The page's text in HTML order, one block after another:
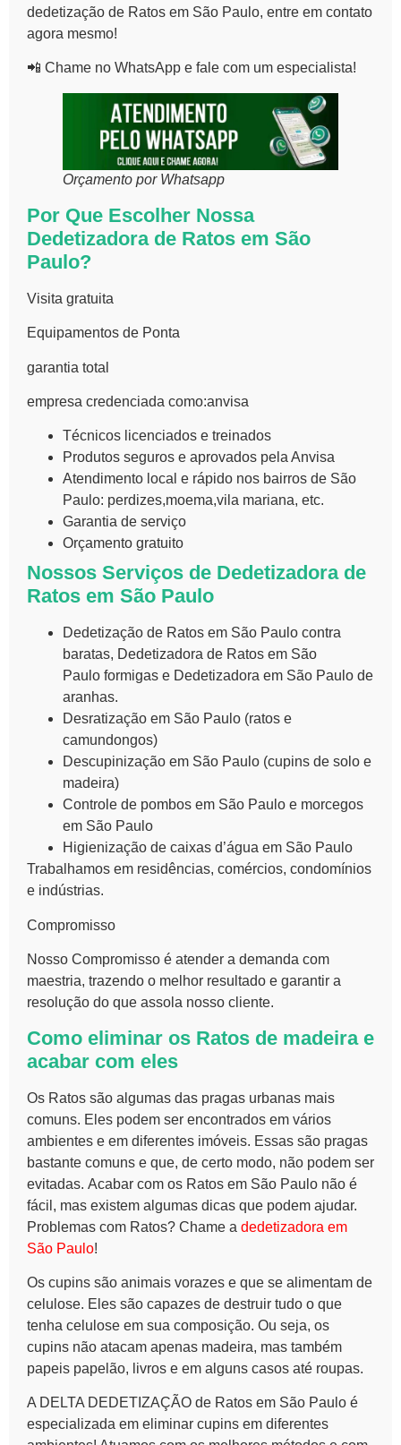
dedetização de Ratos em São Paulo, entre em contato
agora mesmo!
📲 Chame no WhatsApp e fale com um especialista!
Orçamento por Whatsapp
Por Que Escolher Nossa
Dedetizadora de Ratos em São
Paulo?
Visita gratuita
Equipamentos de Ponta
garantia total
empresa credenciada como:anvisa
Técnicos licenciados e treinados
Produtos seguros e aprovados pela Anvisa
Atendimento local e rápido nos bairros de São
Paulo: perdizes,moema,vila mariana, etc.
Garantia de serviço
Orçamento gratuito
Nossos Serviços de Dedetizadora de
Ratos em São Paulo
Dedetização de Ratos em São Paulo contra
baratas, Dedetizadora de Ratos em São
Paulo formigas e Dedetizadora em São Paulo de
aranhas.
Desratização em São Paulo (ratos e
camundongos)
Descupinização em São Paulo (cupins de solo e
madeira)
Controle de pombos em São Paulo e morcegos
em São Paulo
Higienização de caixas d’água em São Paulo
Trabalhamos em residências, comércios, condomínios
e indústrias.
Compromisso
Nosso Compromisso é atender a demanda com
maestria, trazendo o melhor resultado e garantir a
resolução do que assola nosso cliente.
Como eliminar os Ratos de madeira e
acabar com eles
Os Ratos são algumas das pragas urbanas mais
comuns. Eles podem ser encontrados em vários
ambientes e em diferentes imóveis. Essas são pragas
bastante comuns e que, de certo modo, não podem ser
evitadas. Acabar com os Ratos em São Paulo não é
fácil, mas existem algumas dicas que podem ajudar.
Problemas com Ratos? Chame a dedetizadora em
São Paulo!
Os cupins são animais vorazes e que se alimentam de
celulose. Eles são capazes de destruir tudo o que
tenha celulose em sua composição. Ou seja, os
cupins não atacam apenas madeira, mas também
papeis papelão, livros e em alguns casos até roupas.
A DELTA DEDETIZAÇÃO de Ratos em São Paulo é
especializada em eliminar cupins em diferentes